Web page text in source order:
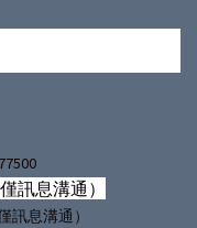
訊息溝通）
訊息溝通）